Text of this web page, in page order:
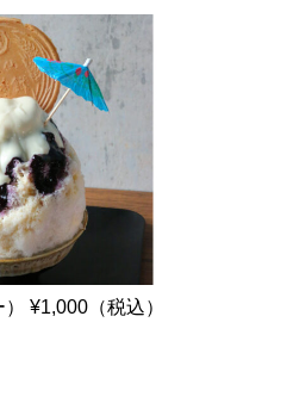
¥1,000（税込）